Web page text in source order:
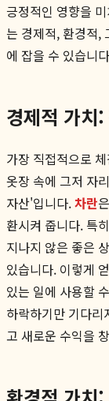
긍정적인 영향을
는 경제적, 환경적,
에 잡을 수 있습니
경제적 가치
가장 직접적으로
옷장 속에 그저 자
자산'입니다.차란
환시켜 줍니다. 특
지나지 않은 좋은
있습니다. 이렇게
있는 일에 사용할
하락하기만 기다
고 새로운 수익을